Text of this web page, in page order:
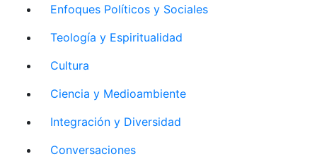
Enfoques Políticos y Sociales
Teología y Espiritualidad
Cultura
Ciencia y Medioambiente
Integración y Diversidad
Conversaciones